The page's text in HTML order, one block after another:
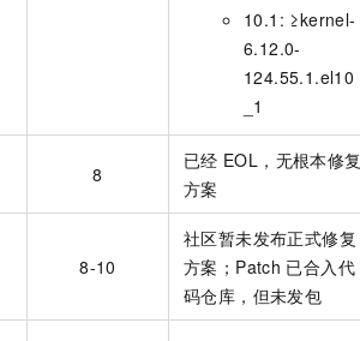
10.1: ≥kernel-
6.12.0-
124.55.1.el10
_1
8
已经 EOL，无根本修复
方案
8-10
社区暂未发布正式修复
方案；Patch 已合入代
码仓库，但未发包